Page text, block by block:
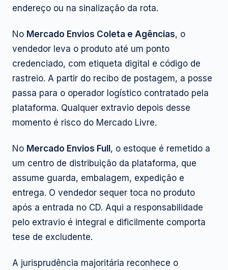
endereço ou na sinalização da rota.
No Mercado Envios Coleta e Agências, o
vendedor leva o produto até um ponto
credenciado, com etiqueta digital e código de
rastreio. A partir do recibo de postagem, a posse
passa para o operador logístico contratado pela
plataforma. Qualquer extravio depois desse
momento é risco do Mercado Livre.
No Mercado Envios Full, o estoque é remetido a
um centro de distribuição da plataforma, que
assume guarda, embalagem, expedição e
entrega. O vendedor sequer toca no produto
após a entrada no CD. Aqui a responsabilidade
pelo extravio é integral e dificilmente comporta
tese de excludente.
A jurisprudência majoritária reconhece o